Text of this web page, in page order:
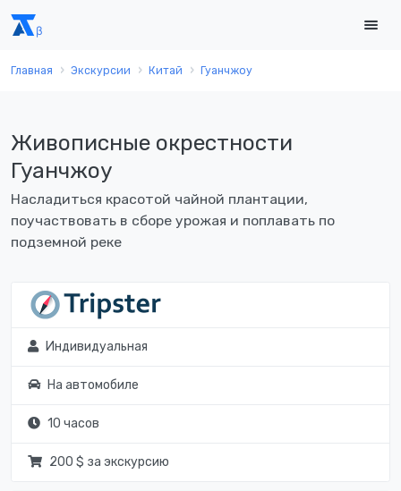
Главная Экскурсии Китай Гуанчжоу
Живописные окрестности
Гуанчжоу
Насладиться красотой чайной плантации,
поучаствовать в сборе урожая и поплавать по
подземной реке
Индивидуальная
На автомобиле
10 часов
200 $ за экскурсию